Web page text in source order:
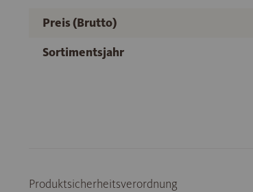
Preis (Brutto)
Sortimentsjahr
Produktsicherheitsverordnung